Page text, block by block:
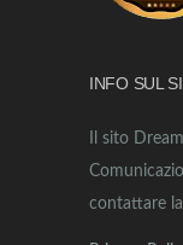
INFO SUL
Il sito
contattare